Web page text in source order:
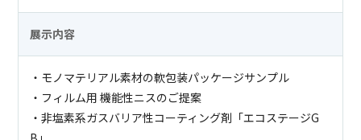
展示内容
・モノマテリアル素材の軟包装パッケージサンプル
・フィルム用 機能性ニスのご提案
・非塩素系ガスバリア性コーティング剤「エコステージG